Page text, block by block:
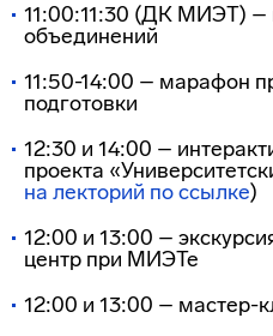
11:00:11:30 (ДК МИЭТ) –
объединений
11:50-14:00 – марафон
подготовки
12:30 и 14:00 –
проекта
на лекторий по ссылке)
12:00 и 13:00 –
центр при МИЭТе
12:00 и 13:00 – мастер-